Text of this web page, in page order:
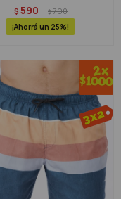
$ 590 $790
25